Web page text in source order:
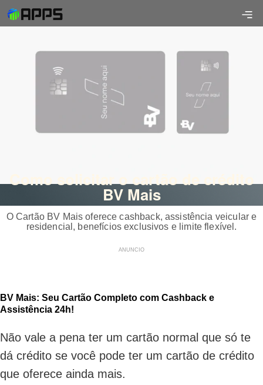
Como solicitar o cartão de crédito
BV Mais
O Cartão BV Mais oferece cashback, assistência veicular e
residencial, benefícios exclusivos e limite flexível.
ANUNCIO
BV Mais: Seu Cartão Completo com Cashback e
Assistência 24h!
Não vale a pena ter um cartão normal que só te
dá crédito se você pode ter um cartão de crédito
que oferece ainda mais.